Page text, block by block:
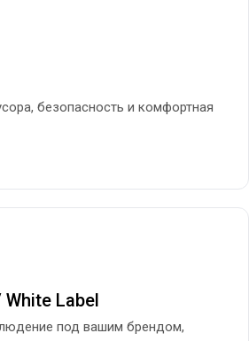
безопасность и комфортная
Label
под вашим брендом,